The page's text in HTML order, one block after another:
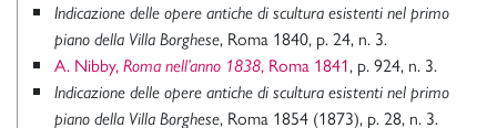
Indicazione delle opere antiche di scultura esistenti nel primo
piano della Villa Borghese, Roma 1840, p. 24, n. 3.
A. Nibby, Roma nell’anno 1838, Roma 1841, p. 924, n. 3.
Indicazione delle opere antiche di scultura esistenti nel primo
piano della Villa Borghese, Roma 1854 (1873), p. 28, n. 3.